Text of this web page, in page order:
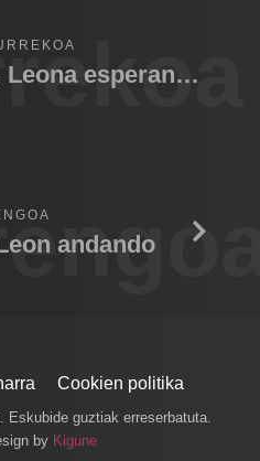
Zambia 2024, Leona esperando cachorro
andando
Cookien politika
Eskubide guztiak erreserbatuta.
by Kigune